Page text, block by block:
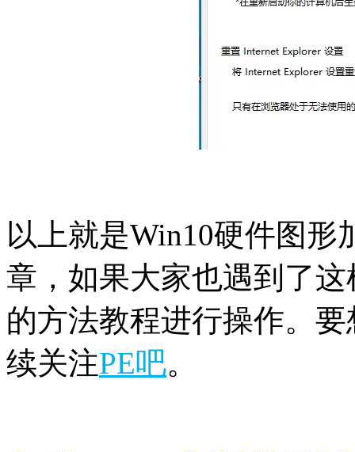
以上就是Win10硬件图形
章，如果大家也遇到了
的方法教程进行操作。
续关注PE吧。